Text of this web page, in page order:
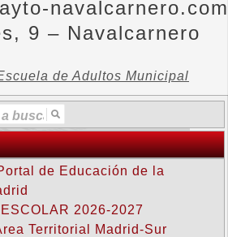
navalcarnero.com
9 – Navalcarnero
de Adultos Municipal
de Educación de la
2026-2027
Territorial Madrid-Sur